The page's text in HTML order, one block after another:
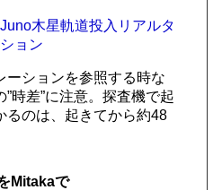
木星軌道投入リアルタ
ョン
ーションを参照する時な
時差”に注意。探査機で起
るのは、起きてから約48
Mitakaで